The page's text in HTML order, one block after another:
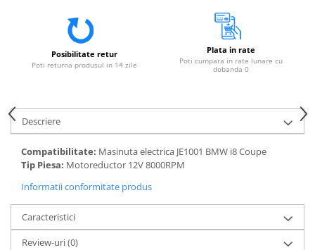
Posibilitate retur
Poti returna produsul in 14 zile
Plata in rate
Poti cumpara in rate lunare cu
dobanda 0
Descriere
Compatibilitate: Masinuta electrica JE1001 BMW i8 Coupe
Tip Piesa: Motoreductor 12V 8000RPM
Informatii conformitate produs
Caracteristici
Review-uri(0)